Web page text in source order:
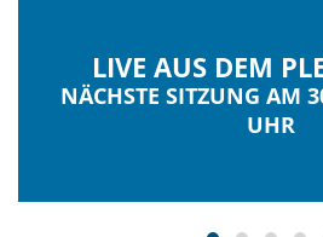
LIVE AUS DEM
NÄCHSTE SITZUNG AM
UHR